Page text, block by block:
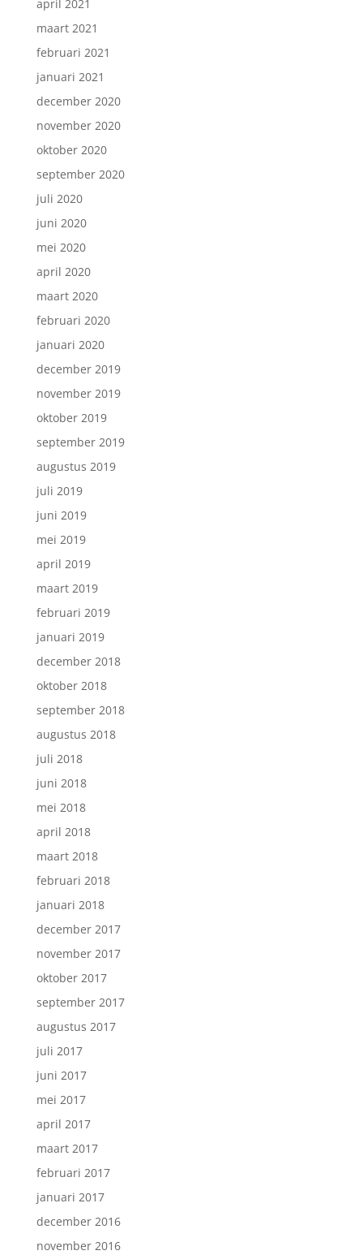
april 2021
maart 2021
februari 2021
januari 2021
december 2020
november 2020
oktober 2020
september 2020
juli 2020
juni 2020
mei 2020
april 2020
maart 2020
februari 2020
januari 2020
december 2019
november 2019
oktober 2019
september 2019
augustus 2019
juli 2019
juni 2019
mei 2019
april 2019
maart 2019
februari 2019
januari 2019
december 2018
oktober 2018
september 2018
augustus 2018
juli 2018
juni 2018
mei 2018
april 2018
maart 2018
februari 2018
januari 2018
december 2017
november 2017
oktober 2017
september 2017
augustus 2017
juli 2017
juni 2017
mei 2017
april 2017
maart 2017
februari 2017
januari 2017
december 2016
november 2016